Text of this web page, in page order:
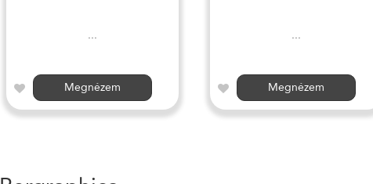
...
Megnézem
...
Megnézem